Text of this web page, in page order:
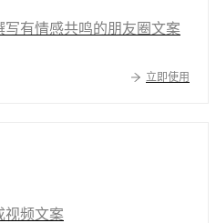
写有情感共鸣的朋友圈文案
立即使用
视频文案